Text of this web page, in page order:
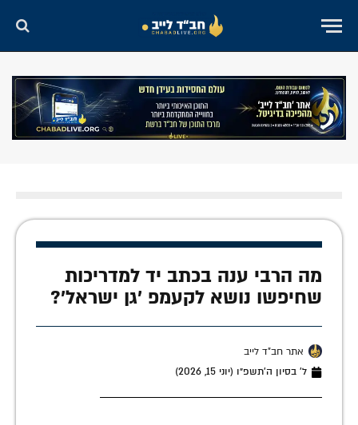
מה הרבי ענה בכתב יד למדריכות
שחיפשו נושא לקעמפ 'גן ישראל'?
אתר חב"ד לייב
ל׳ בסיון ה׳תשפ״ו (יוני 15, 2026)